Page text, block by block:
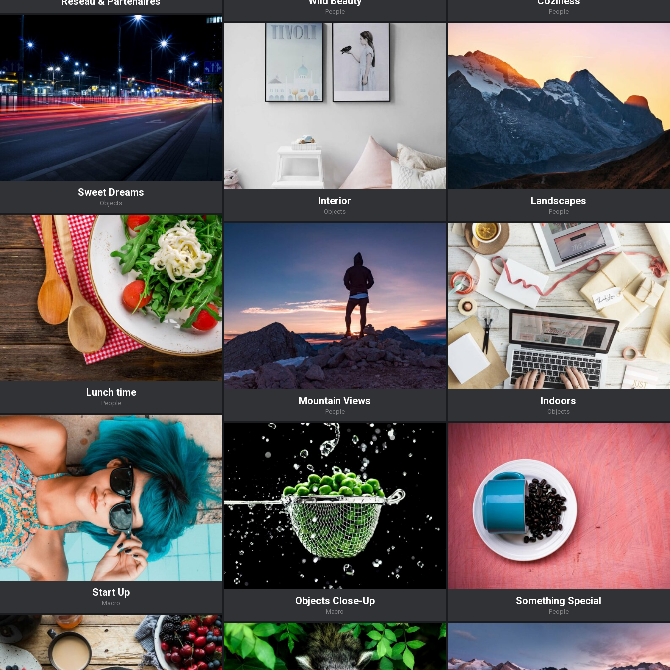
People People
Sweet Dreams
Objects Interior
Objects
Landscapes
People
Lunch time
People Mountain Views
People
Indoors
Objects
Start Up
Macro Objects Close-Up
Macro
Something Special
People